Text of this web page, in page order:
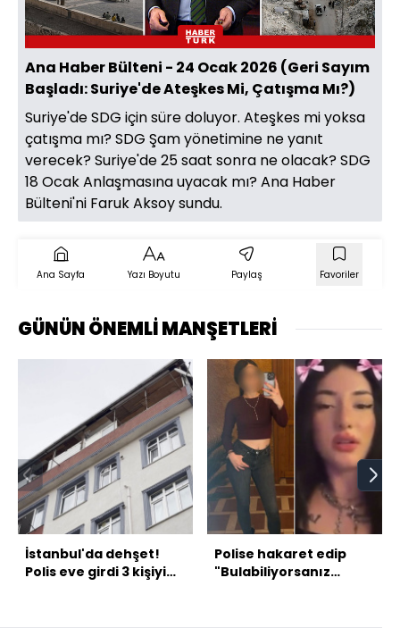
Ana Haber Bülteni - 24 Ocak 2026 (Geri Sayım
Başladı: Suriye'de Ateşkes Mi, Çatışma Mı?)
Suriye'de SDG için süre doluyor. Ateşkes mi yoksa
çatışma mı? SDG Şam yönetimine ne yanıt
verecek? Suriye'de 25 saat sonra ne olacak? SDG
18 Ocak Anlaşmasına uyacak mı? Ana Haber
Bülteni'ni Faruk Aksoy sundu.
Ana Sayfa Yazı Boyutu Paylaş Favoriler
GÜNÜN ÖNEMLİ MANŞETLERİ
İstanbul'da dehşet!
Polis eve girdi 3 kişiyi
Polise hakaret edip
"Bulabiliyorsanız